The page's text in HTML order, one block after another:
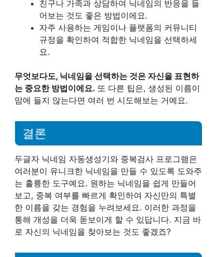
친구나 가족과 상담하여 닉네임의 반응을 들
어보는 것도 좋은 방법이에요.
자주 사용하는 게임이나 플랫폼의 커뮤니티
규정을 확인하여 적합한 닉네임을 선택하세
요.
무엇보다도, 닉네임을 선택하는 것은 자신을 표현하
는 중요한 방법이에요. 또 다른 팁은, 생성된 이름이
맘에 들지 않는다면 여러 번 시도해보는 거예요.
결론
두글자 닉네임 자동생성기와 중복검사 프로그램은
여러분이 유니크한 닉네임을 만들 수 있도록 도와주
는 훌륭한 도구예요. 원하는 닉네임을 쉽게 만들어
보고, 중복 여부를 빠르게 확인하여 자신만의 특별
한 이름을 갖는 경험을 누려보세요. 이러한 과정을
통해 개성을 더욱 돋보이게 할 수 있답니다. 지금 바
로 자신의 닉네임을 찾아보는 것도 좋겠죠?